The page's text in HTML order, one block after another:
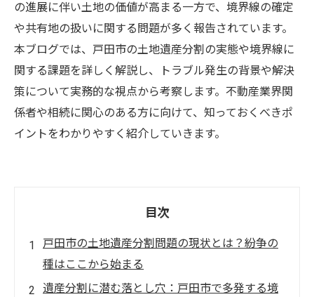
の進展に伴い土地の価値が高まる一方で、境界線の確定
や共有地の扱いに関する問題が多く報告されています。
本ブログでは、戸田市の土地遺産分割の実態や境界線に
関する課題を詳しく解説し、トラブル発生の背景や解決
策について実務的な視点から考察します。不動産業界関
係者や相続に関心のある方に向けて、知っておくべきポ
イントをわかりやすく紹介していきます。
目次
戸田市の土地遺産分割問題の現状とは？紛争の
種はここから始まる
遺産分割に潜む落とし穴：戸田市で多発する境